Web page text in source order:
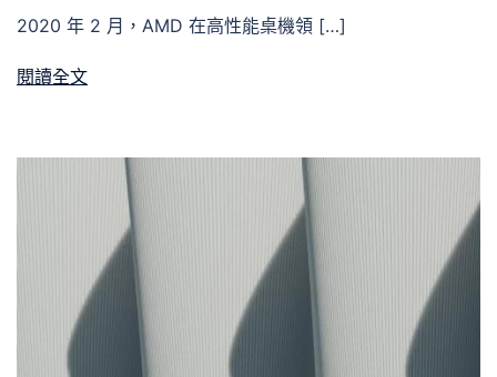
2020 年 2 月，AMD 在高性能桌機領 […]
閱讀全文